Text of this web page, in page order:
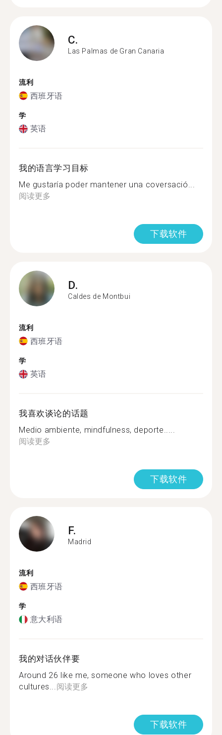
C.
Las Palmas de Gran Canaria
流利
西班牙语
学
英语
我的语言学习目标
Me gustaría poder mantener una coversació...
阅读更多
下载软件
D.
Caldes de Montbui
流利
西班牙语
学
英语
我喜欢谈论的话题
Medio ambiente, mindfulness, deporte.....
阅读更多
下载软件
F.
Madrid
流利
西班牙语
学
意大利语
我的对话伙伴要
Around 26 like me, someone who loves other
cultures...阅读更多
下载软件